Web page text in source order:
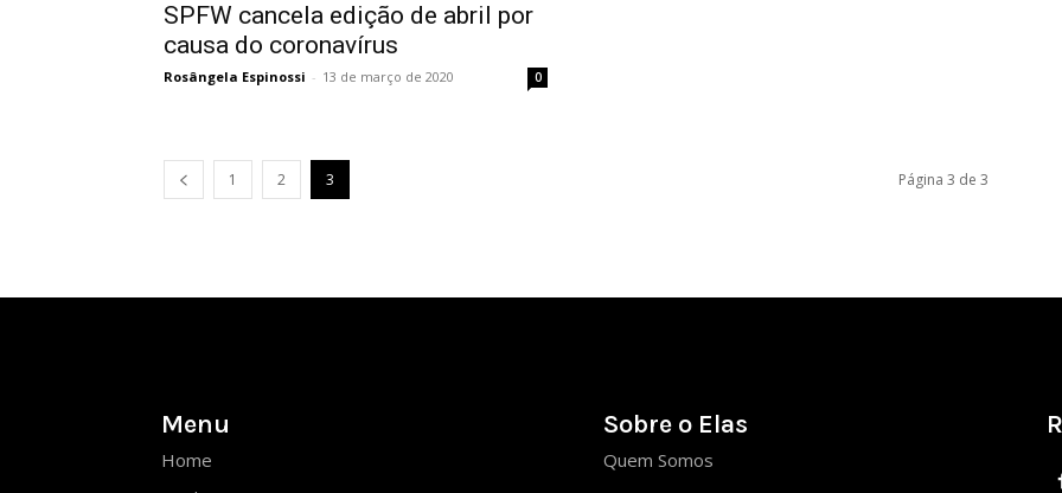
SPFW cancela edição de abril por
causa do coronavírus
Rosângela Espinossi - 13 de março de 2020 0
1 2 3 Página 3 de 3
Menu
Home
Sobre o Elas
Quem Somos